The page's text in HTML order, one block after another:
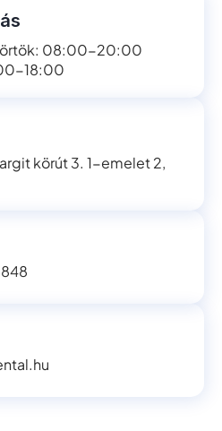
08:00-20:00
18:00
körút 3. 1-emelet 2,